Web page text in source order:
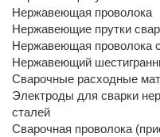
Нержавеющая проволока
Нержавеющие прутки
Нержавеющая проволока
Нержавеющий
Сварочные расходные
Электроды для сварки
сталей
Сварочная проволока